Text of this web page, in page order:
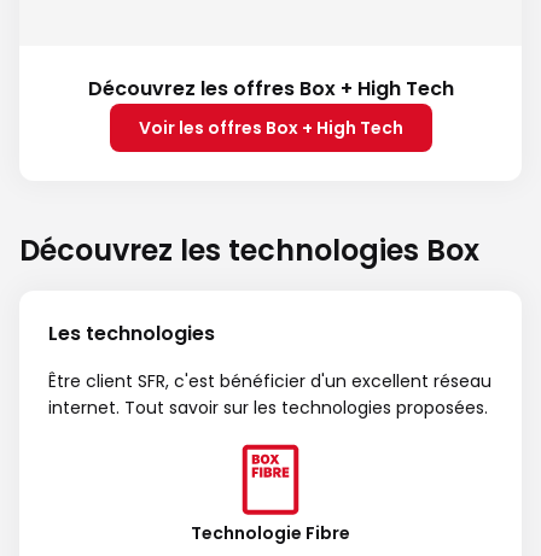
Découvrez les offres Box + High Tech
Voir les offres Box + High Tech
Découvrez les technologies Box
Les technologies
Être client SFR, c'est bénéficier d'un excellent réseau
internet. Tout savoir sur les technologies proposées.
Technologie Fibre